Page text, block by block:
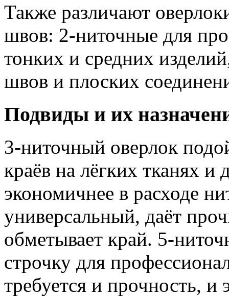
Также различают
швов: 2-ниточные для
тонких и средних
швов и плоских
Подвиды и их
3-ниточный оверлок
краёв на лёгких тканях и
экономичнее в расходе
универсальный, даёт
обметывает край. 5-
строчку для
требуется и прочность, и